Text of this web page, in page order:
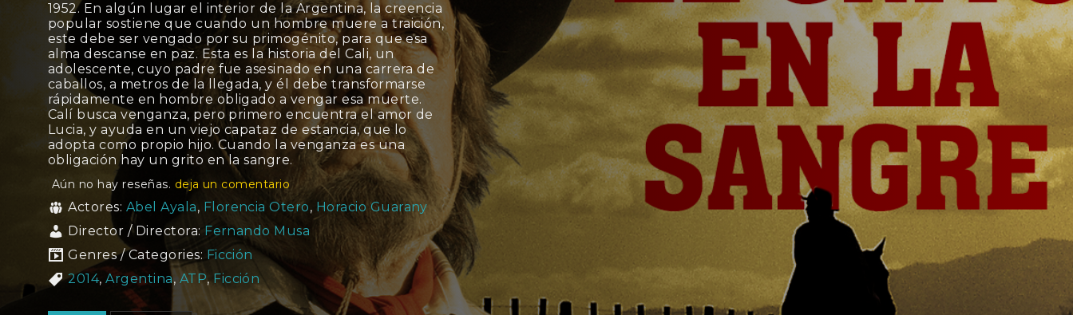
1952. En algún lugar el interior de la Argentina, la creencia
popular sostiene que cuando un hombre muere a traición,
este debe ser vengado por su primogénito, para que esa
alma descanse en paz. Esta es la historia del Cali, un
adolescente, cuyo padre fue asesinado en una carrera de
caballos, a metros de la llegada, y él debe transformarse
rápidamente en hombre obligado a vengar esa muerte.
Calí busca venganza, pero primero encuentra el amor de
Lucia, y ayuda en un viejo capataz de estancia, que lo
adopta como propio hijo. Cuando la venganza es una
obligación hay un grito en la sangre.
Aún no hay reseñas. deja un comentario
Actores: Abel Ayala, Florencia Otero, Horacio Guarany
Director / Directora: Fernando Musa
Genres / Categories: Ficción
2014,Argentina,ATP, Ficción